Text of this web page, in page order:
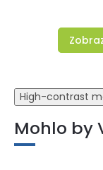
High-contrast
Mohlo by